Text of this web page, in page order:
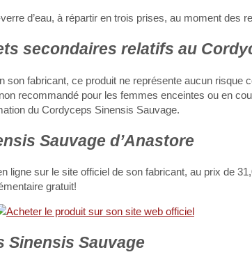
d’eau, à répartir en trois prises, au moment des
secondaires relatifs au
son fabricant, ce produit ne représente aucun risque
recommandé pour les femmes enceintes ou en
du Cordyceps Sinensis Sauvage.
Sauvage d’Anastore
ligne sur le site officiel de son fabricant, au prix de
gratuit!
Sinensis Sauvage